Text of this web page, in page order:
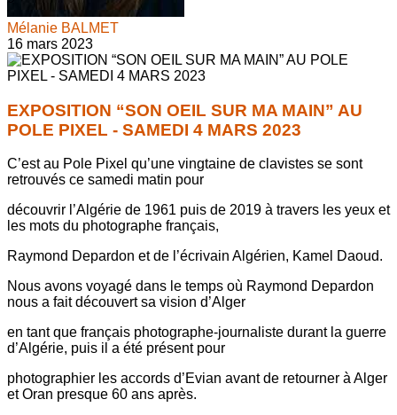
Mélanie BALMET
16 mars 2023
EXPOSITION “SON OEIL SUR MA MAIN” AU
POLE PIXEL - SAMEDI 4 MARS 2023
C’est au Pole Pixel qu’une vingtaine de clavistes se sont
retrouvés ce samedi matin pour
découvrir l’Algérie de 1961 puis de 2019 à travers les yeux et
les mots du photographe français,
Raymond Depardon et de l’écrivain Algérien, Kamel Daoud.
Nous avons voyagé dans le temps où Raymond Depardon
nous a fait découvert sa vision d’Alger
en tant que français photographe-journaliste durant la guerre
d’Algérie, puis il a été présent pour
photographier les accords d’Evian avant de retourner à Alger
et Oran presque 60 ans après.